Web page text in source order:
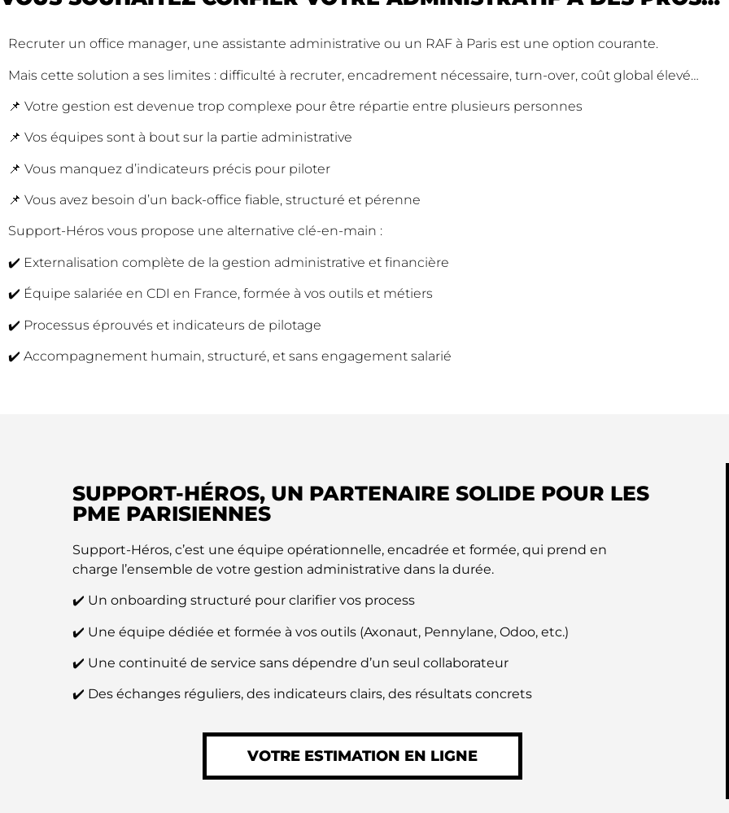
Recruter un office manager, une assistante administrative ou un RAF à Paris est une option courante.
Mais cette solution a ses limites : difficulté à recruter, encadrement nécessaire, turn-over, coût global élevé…
📌 Votre gestion est devenue trop complexe pour être répartie entre plusieurs personnes
📌 Vos équipes sont à bout sur la partie administrative
📌 Vous manquez d’indicateurs précis pour piloter
📌 Vous avez besoin d’un back-office fiable, structuré et pérenne
Support-Héros vous propose une alternative clé-en-main :
✔️ Externalisation complète de la gestion administrative et financière
✔️ Équipe salariée en CDI en France, formée à vos outils et métiers
✔️ Processus éprouvés et indicateurs de pilotage
✔️ Accompagnement humain, structuré, et sans engagement salarié
SUPPORT-HÉROS, UN PARTENAIRE SOLIDE POUR LES
PME PARISIENNES
Support-Héros, c’est une équipe opérationnelle, encadrée et formée, qui prend en
charge l’ensemble de votre gestion administrative dans la durée.
✔️ Un onboarding structuré pour clarifier vos process
✔️ Une équipe dédiée et formée à vos outils (Axonaut, Pennylane, Odoo, etc.)
✔️ Une continuité de service sans dépendre d’un seul collaborateur
✔️ Des échanges réguliers, des indicateurs clairs, des résultats concrets
VOTRE ESTIMATION EN LIGNE